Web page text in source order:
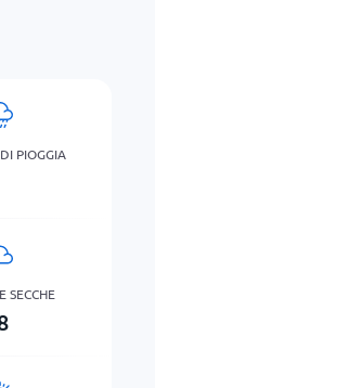
PIOGGIA
SECCHE